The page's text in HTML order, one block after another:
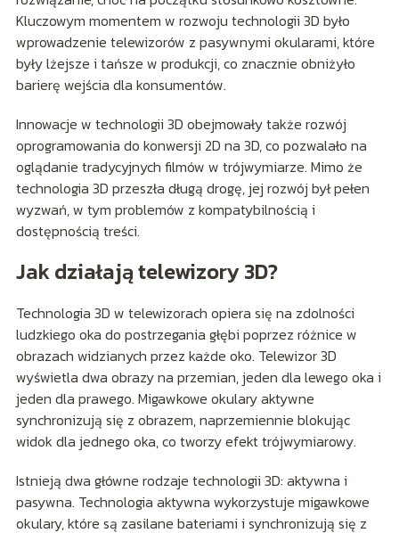
Kluczowym momentem w rozwoju technologii 3D było
wprowadzenie telewizorów z pasywnymi okularami, które
były lżejsze i tańsze w produkcji, co znacznie obniżyło
barierę wejścia dla konsumentów.
Innowacje w technologii 3D obejmowały także rozwój
oprogramowania do konwersji 2D na 3D, co pozwalało na
oglądanie tradycyjnych filmów w trójwymiarze. Mimo że
technologia 3D przeszła długą drogę, jej rozwój był pełen
wyzwań, w tym problemów z kompatybilnością i
dostępnością treści.
Jak działają telewizory 3D?
Technologia 3D w telewizorach opiera się na zdolności
ludzkiego oka do postrzegania głębi poprzez różnice w
obrazach widzianych przez każde oko. Telewizor 3D
wyświetla dwa obrazy na przemian, jeden dla lewego oka i
jeden dla prawego. Migawkowe okulary aktywne
synchronizują się z obrazem, naprzemiennie blokując
widok dla jednego oka, co tworzy efekt trójwymiarowy.
Istnieją dwa główne rodzaje technologii 3D: aktywna i
pasywna. Technologia aktywna wykorzystuje migawkowe
okulary, które są zasilane bateriami i synchronizują się z